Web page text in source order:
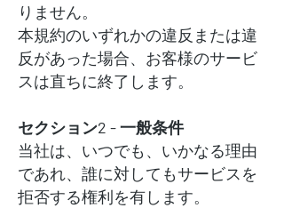
りません。
本規約のいずれかの違反または違
反があった場合、お客様のサービ
スは直ちに終了します。
セクション2 - 一般条件
当社は、いつでも、いかなる理由
であれ、誰に対してもサービスを
拒否する権利を有します。